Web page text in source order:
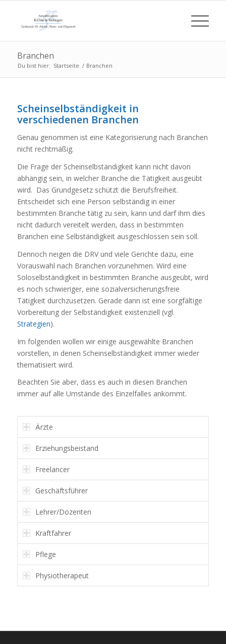
Branchen
Du bist hier: Startseite / Branchen
Scheinselbständigkeit in
verschiedenen Branchen
Genau genommen ist eine Kategorisierung nach Branchen
nicht rechtmäßig.
Die Frage der Scheinselbständigkeit kann nicht davon
abhängig sein, in welcher Branche die Tätigkeit ausgeübt
wird. Das Grundgesetz schützt die Berufsfreiheit.
Entscheidet sich eine Person selbständig in einer
bestimmten Branche tätig zu sein, kann und darf ihm dies
nicht dadurch vereitelt werden, dass in bestimmten
Branchen eine Selbständigkeit ausgeschlossen sein soll.
Dennoch neigen die DRV und viele Gerichte dazu, eine
Vorauswahl nach Branchen vorzunehmen. Wird eine
Soloselbständigkeit in bestimmten Branche ausgeübt, wird
es noch schwieriger, eine sozialversicherungsfreie
Tätigkeit durchzusetzen. Gerade dann ist eine sorgfältige
Vorbereitung der Selbständigkeit existenziell (vgl.
Strategien).
Im folgenden wollen wir einige ausgewählte Branchen
vorstellen, in denen Scheinselbständigkeit immer wieder
thematisiert wird.
Beachten Sie aber, dass es auch in diesen Branchen
immer auf alle Umstände des Einzelfalles ankommt.
Ärzte
Erziehungsbeistand
Freelancer
Geschäftsführer
Lehrer/Dozenten
Kraftfahrer
Pflege
Physiotherapeut